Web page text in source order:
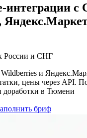
интеграции с
России и СНГ
и
цены через API.
доработки в Тюмени
бриф